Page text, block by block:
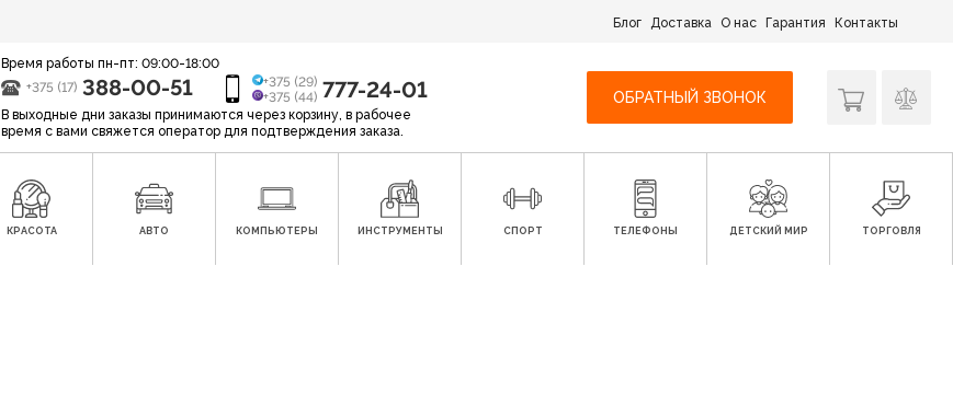
Блог Доставка О нас Гарантия Контакты
Время работы пн-пт: 09:00-18:00
+375 (17) 388-00-51
+375 (29)
+375 (44) 777-24-01
В выходные дни заказы принимаются через корзину, в рабочее
время с вами свяжется оператор для подтверждения заказа.
ОБРАТНЫЙ ЗВОНОК
КРАСОТА АВТО КОМПЬЮТЕРЫ ИНСТРУМЕНТЫ СПОРТ ТЕЛЕФОНЫ ДЕТСКИЙ МИР ТОРГОВЛЯ